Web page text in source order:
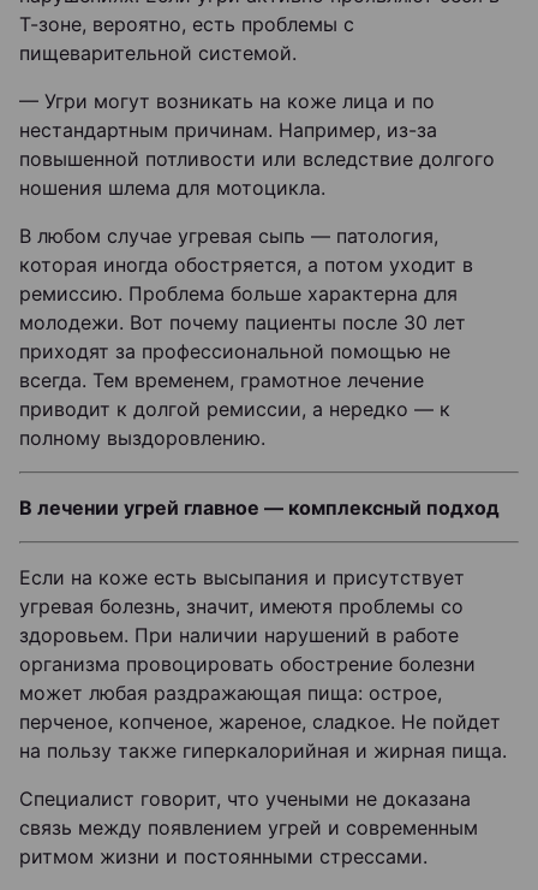
Т-зоне, вероятно, есть проблемы с
пищеварительной системой.
— Угри могут возникать на коже лица и по
нестандартным причинам. Например, из-за
повышенной потливости или вследствие долгого
ношения шлема для мотоцикла.
В любом случае угревая сыпь — патология,
которая иногда обостряется, а потом уходит в
ремиссию. Проблема больше характерна для
молодежи. Вот почему пациенты после 30 лет
приходят за профессиональной помощью не
всегда. Тем временем, грамотное лечение
приводит к долгой ремиссии, а нередко — к
полному выздоровлению.
В лечении угрей главное — комплексный подход
Если на коже есть высыпания и присутствует
угревая болезнь, значит, имеютя проблемы со
здоровьем. При наличии нарушений в работе
организма провоцировать обострение болезни
может любая раздражающая пища: острое,
перченое, копченое, жареное, сладкое. Не пойдет
на пользу также гиперкалорийная и жирная пища.
Специалист говорит, что учеными не доказана
связь между появлением угрей и современным
ритмом жизни и постоянными стрессами.